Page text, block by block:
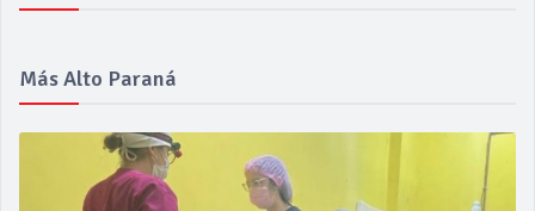
Más Alto Paraná